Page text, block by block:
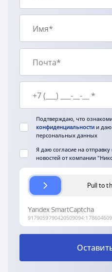
купли-продажи
Организация
участие в нем от
Рекомендации,
Подтверждаю, что
конфиденциальности и даю
персональных данных
Я даю согласие на
новостей от компании